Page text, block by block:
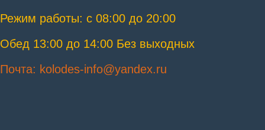
Режим работы: с 08:00 до 20:00
Обед 13:00 до 14:00 Без выходных
Почта: kolodes-info@yandex.ru